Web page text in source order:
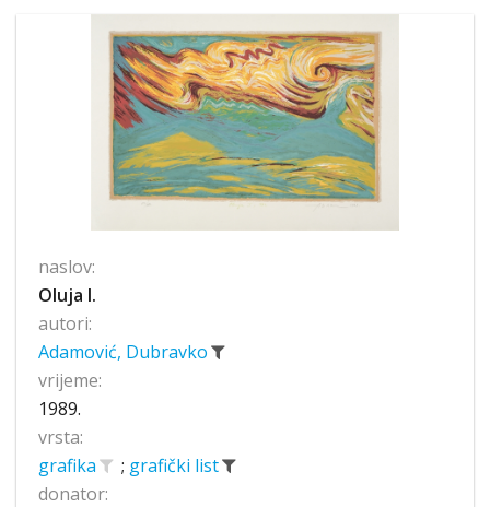
naslov:
Oluja I.
autori:
Adamović, Dubravko
vrijeme:
1989.
vrsta:
grafika
; grafički list
donator: